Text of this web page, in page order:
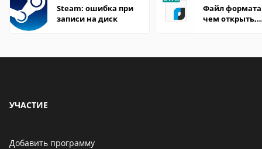
Steam: ошибка при
записи на диск
Файл формата
чем открыть,
УЧАСТИЕ
Добавить программу